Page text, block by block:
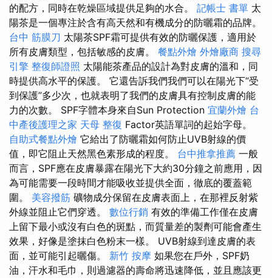
的配方，同時在乾燥區域提供足夠的水合。 記帳士 書單 太
陽茶是一個專注於含有高天然和有機成分的防曬霜的品牌。
台中 筋膜刀 太陽茶SPF霜可提供有效的防曬保護，適用於
所有皮膚類型，包括敏感的皮膚。 餐點外燴 外燴廠商 搜尋
引擎 整復師證照 太陽能茶產品的設計為對皮膚的溫和，同
時提供高水平的保護。 它還告訴我們我們可以在陽光下“受
到保護”多少次，也就表明了我們的皮膚具有控制皮膚的能
力的次數。 SPF字體本身來自Sun Protection 宜蘭外燴 台
中產後護理之家 天母 整復 Factor英語單詞的起始字母。
自助式餐點外燴 它給出了防曬霜如何防止UVB射線的價
值，即它阻止天然黑色素形成的程度。 台中推拿推薦 一般
而言，SPF應在皮膚暴露在陽光下大約30分鐘之前應用，因
為可能需要一段時間才能吸收並提供全面，徹底的覆蓋範
圍。 美容撥筋 礦物成分保留在皮膚表面上，在那裡反射紫
外線並阻止它們穿透。 數位行銷 有效的準備工作僅在皮膚
上留下最小或沒有白色的斑點，而質量差的製劑可能會產生
效果，好像是塗抹白色粉末一樣。 UVB射線到達皮膚的表
面，並可能引起曬傷。 新竹 按摩 如果您在戶外，SPF奶
油，汗水和毛巾，則過濾器的壽命將迅速降低，並且應該更